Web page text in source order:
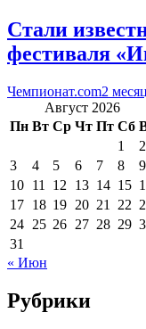
Стали
фестиваля
Чемпионат.com2
Август 2026
Пн Вт Ср Чт Пт Сб
1
2
3
4 5 6 7 8
9
10 11 12 13 14 15
17 18 19 20 21 22
24 25 26 27 28 29
31
« Июн
Рубрики